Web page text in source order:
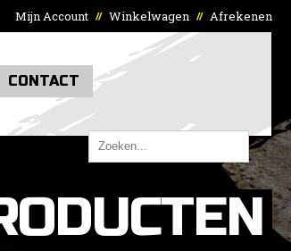
Mijn Account // Winkelwagen // Afrekenen
CONTACT